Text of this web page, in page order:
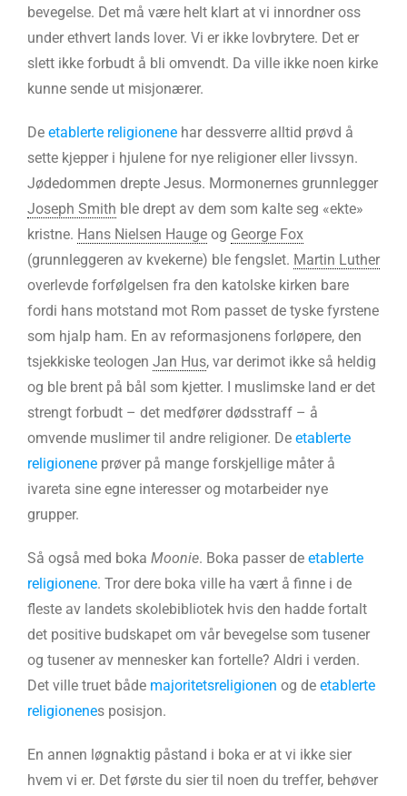
bevegelse. Det må være helt klart at vi innordner oss
under ethvert lands lover. Vi er ikke lovbrytere. Det er
slett ikke forbudt å bli omvendt. Da ville ikke noen kirke
kunne sende ut misjonærer.
De etablerte religionene har dessverre alltid prøvd å
sette kjepper i hjulene for nye religioner eller livssyn.
Jødedommen drepte Jesus. Mormonernes grunnlegger
Joseph Smith ble drept av dem som kalte seg «ekte»
kristne. Hans Nielsen Hauge og George Fox
(grunnleggeren av kvekerne) ble fengslet. Martin Luther
overlevde forfølgelsen fra den katolske kirken bare
fordi hans motstand mot Rom passet de tyske fyrstene
som hjalp ham. En av reformasjonens forløpere, den
tsjekkiske teologen Jan Hus, var derimot ikke så heldig
og ble brent på bål som kjetter. I muslimske land er det
strengt forbudt – det medfører dødsstraff – å
omvende muslimer til andre religioner. De etablerte
religionene prøver på mange forskjellige måter å
ivareta sine egne interesser og motarbeider nye
grupper.
Så også med boka Moonie. Boka passer de etablerte
religionene. Tror dere boka ville ha vært å finne i de
fleste av landets skolebibliotek hvis den hadde fortalt
det positive budskapet om vår bevegelse som tusener
og tusener av mennesker kan fortelle? Aldri i verden.
Det ville truet både majoritetsreligionen og de etablerte
religionenes posisjon.
En annen løgnaktig påstand i boka er at vi ikke sier
hvem vi er. Det første du sier til noen du treffer, behøver